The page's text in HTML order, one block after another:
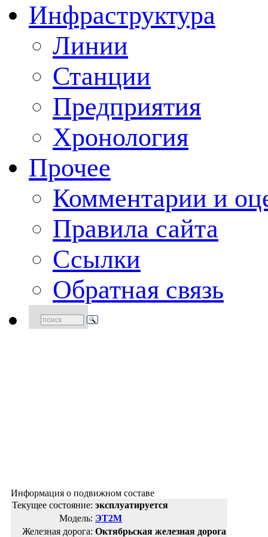
Инфраструктура
Линии
Станции
Предприятия
Хронология
Прочее
Комментарии и
Правила сайта
Ссылки
Обратная связь
Информация о подвижном составе
Текущее состояние: эксплуатируется
Модель: ЭТ2М
Железная дорога: Октябрьская железная дорога